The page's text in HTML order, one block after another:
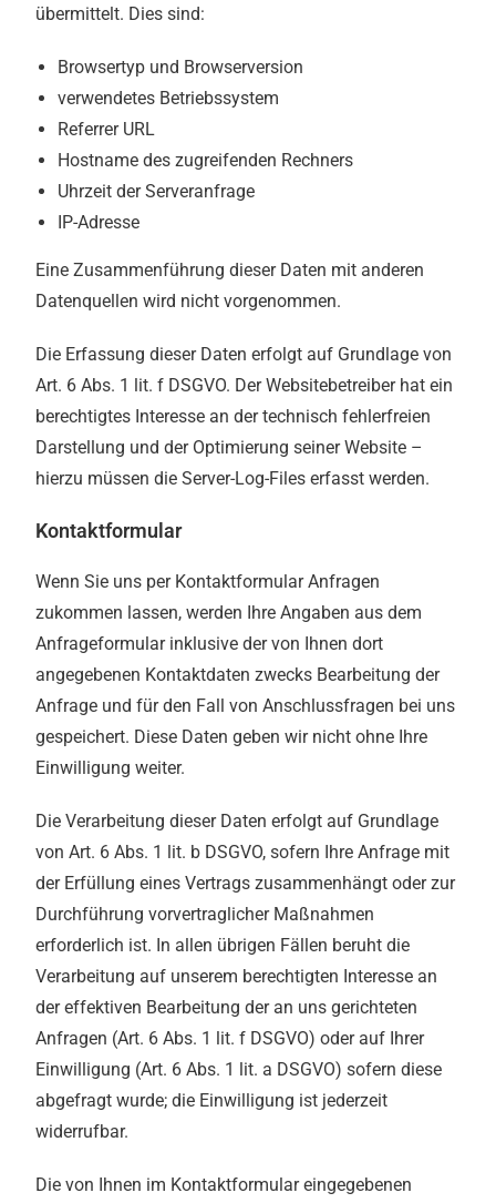
übermittelt. Dies sind:
Browsertyp und Browserversion
verwendetes Betriebssystem
Referrer URL
Hostname des zugreifenden Rechners
Uhrzeit der Serveranfrage
IP-Adresse
Eine Zusammenführung dieser Daten mit anderen
Datenquellen wird nicht vorgenommen.
Die Erfassung dieser Daten erfolgt auf Grundlage von
Art. 6 Abs. 1 lit. f DSGVO. Der Websitebetreiber hat ein
berechtigtes Interesse an der technisch fehlerfreien
Darstellung und der Optimierung seiner Website –
hierzu müssen die Server-Log-Files erfasst werden.
Kontaktformular
Wenn Sie uns per Kontaktformular Anfragen
zukommen lassen, werden Ihre Angaben aus dem
Anfrageformular inklusive der von Ihnen dort
angegebenen Kontaktdaten zwecks Bearbeitung der
Anfrage und für den Fall von Anschlussfragen bei uns
gespeichert. Diese Daten geben wir nicht ohne Ihre
Einwilligung weiter.
Die Verarbeitung dieser Daten erfolgt auf Grundlage
von Art. 6 Abs. 1 lit. b DSGVO, sofern Ihre Anfrage mit
der Erfüllung eines Vertrags zusammenhängt oder zur
Durchführung vorvertraglicher Maßnahmen
erforderlich ist. In allen übrigen Fällen beruht die
Verarbeitung auf unserem berechtigten Interesse an
der effektiven Bearbeitung der an uns gerichteten
Anfragen (Art. 6 Abs. 1 lit. f DSGVO) oder auf Ihrer
Einwilligung (Art. 6 Abs. 1 lit. a DSGVO) sofern diese
abgefragt wurde; die Einwilligung ist jederzeit
widerrufbar.
Die von Ihnen im Kontaktformular eingegebenen